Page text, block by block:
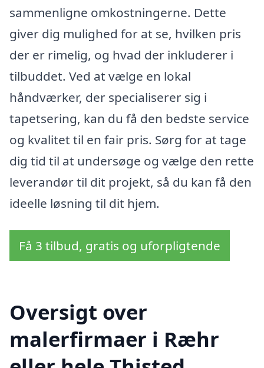
sammenligne omkostningerne. Dette
giver dig mulighed for at se, hvilken pris
der er rimelig, og hvad der inkluderer i
tilbuddet. Ved at vælge en lokal
håndværker, der specialiserer sig i
tapetsering, kan du få den bedste service
og kvalitet til en fair pris. Sørg for at tage
dig tid til at undersøge og vælge den rette
leverandør til dit projekt, så du kan få den
ideelle løsning til dit hjem.
Få 3 tilbud, gratis og uforpligtende
Oversigt over
malerfirmaer i Ræhr